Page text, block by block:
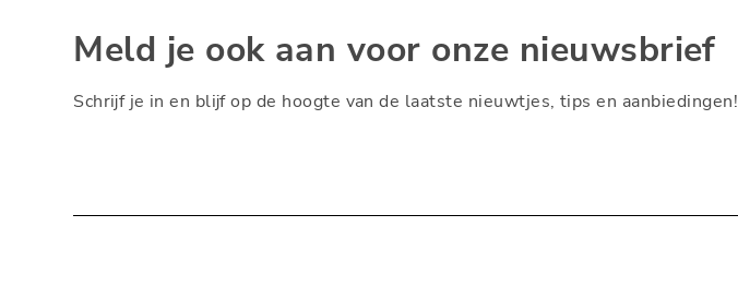
Meld je ook aan voor onze nieuwsbrief
Schrijf je in en blijf op de hoogte van de laatste nieuwtjes, tips en aanbiedingen!